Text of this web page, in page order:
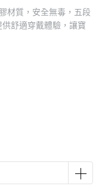
材質，安全無毒，五段
舒適穿戴體驗，讓寶